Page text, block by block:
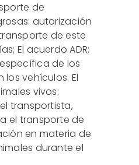
de
autorización
de este
El acuerdo ADR;
de los
vehículos. El
vivos:
transportista,
el transporte de
en materia de
durante el